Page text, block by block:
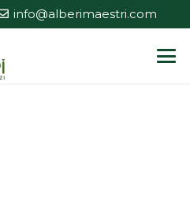
info@alberimaestri.com